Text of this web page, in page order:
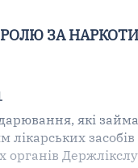
ЗА
які
лікарських засобів
органів